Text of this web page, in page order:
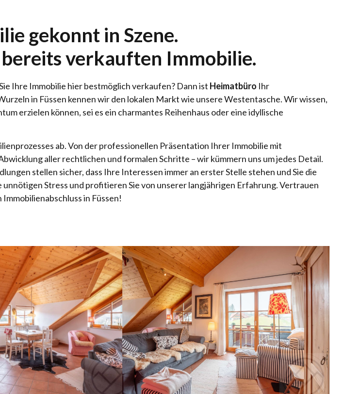
gekonnt in Szene.
verkauften Immobilie.
Ihre Immobilie hier bestmöglich verkaufen? Dann ist Heimatbüro Ihr
in Füssen kennen wir den lokalen Markt wie unsere Westentasche. Wir wissen,
erzielen können, sei es ein charmantes Reihenhaus oder eine idyllische
ab. Von der professionellen Präsentation Ihrer Immobilie mit
aller rechtlichen und formalen Schritte – wir kümmern uns um jedes Detail.
stellen sicher, dass Ihre Interessen immer an erster Stelle stehen und Sie die
Stress und profitieren Sie von unserer langjährigen Erfahrung. Vertrauen
in Füssen!